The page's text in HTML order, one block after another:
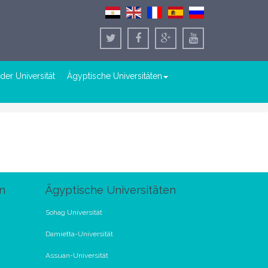
Universität
Ägyptische Universitäten
Ägyptische Universitäten
Sohag Universität
Damietta-Universität
Assuan-Universität